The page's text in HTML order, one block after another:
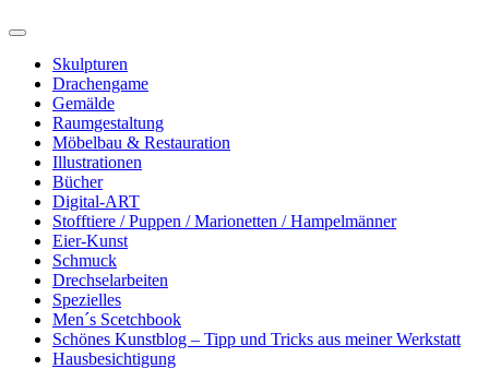
Skulpturen
Drachengame
Gemälde
Raumgestaltung
Möbelbau & Restauration
Illustrationen
Bücher
Digital-ART
Stofftiere / Puppen / Marionetten / Hampelmänner
Eier-Kunst
Schmuck
Drechselarbeiten
Spezielles
Men´s Scetchbook
Schönes Kunstblog – Tipp und Tricks aus meiner Werkstatt
Hausbesichtigung